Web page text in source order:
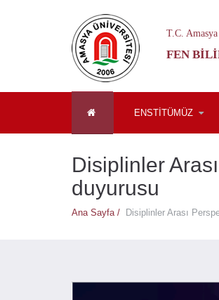
T.C.
FEN
ENSTİTÜMÜZ
Disiplinler
duyurusu
Ana Sayfa / Disiplinler Arası